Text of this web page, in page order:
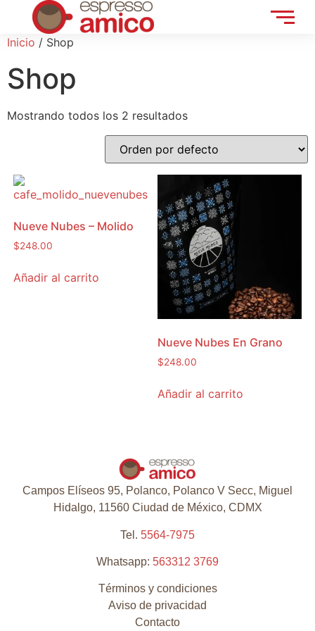
Inicio / Shop
Shop
Mostrando todos los 2 resultados
Nueve Nubes – Molido
$248.00
Añadir al carrito
Nueve Nubes En Grano
$248.00
Añadir al carrito
Campos Elíseos 95, Polanco, Polanco V Secc, Miguel
Hidalgo, 11560 Ciudad de México, CDMX
Tel. 5564-7975
Whatsapp: 563312 3769
Términos y condiciones
Aviso de privacidad
Contacto